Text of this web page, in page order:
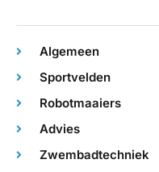
Algemeen
Sportvelden
Robotmaaiers
Advies
Zwembadtechniek